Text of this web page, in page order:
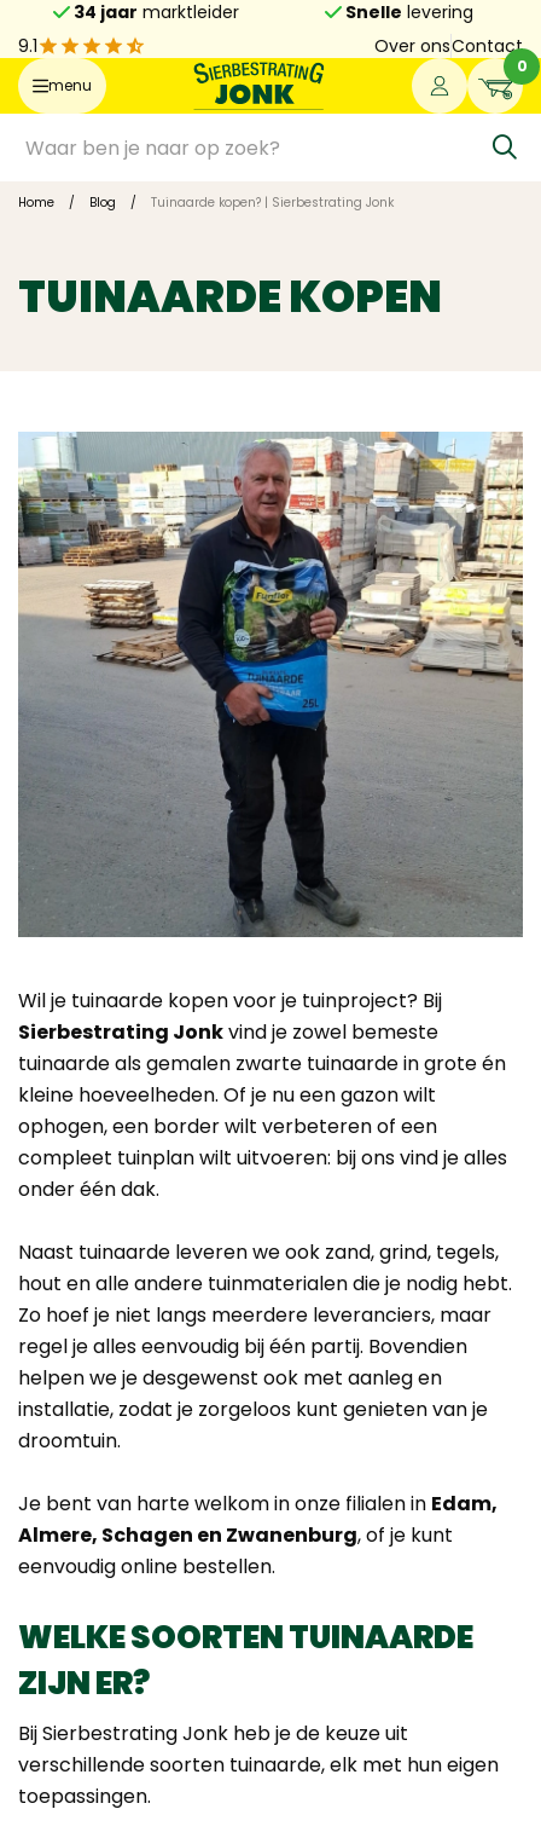
34 jaar marktleider Snelle levering
9.1
Over onsContact
menu
0
Home / Blog / Tuinaarde kopen? | Sierbestrating Jonk
TUINAARDE KOPEN
Wil je tuinaarde kopen voor je tuinproject? Bij
Sierbestrating Jonkvind je zowel bemeste
tuinaarde als gemalen zwarte tuinaarde in grote én
kleine hoeveelheden. Of je nu een gazon wilt
ophogen, een border wilt verbeteren of een
compleet tuinplan wilt uitvoeren: bij ons vind je alles
onder één dak.
Naast tuinaarde leveren we ook zand, grind, tegels,
hout en alle andere tuinmaterialen die je nodig hebt.
Zo hoef je niet langs meerdere leveranciers, maar
regel je alles eenvoudig bij één partij. Bovendien
helpen we je desgewenst ook met aanleg en
installatie, zodat je zorgeloos kunt genieten van je
droomtuin.
Je bent van harte welkom in onze filialen in Edam,
Almere, Schagen en Zwanenburg, of je kunt
eenvoudig online bestellen.
WELKE SOORTEN TUINAARDE
ZIJN ER?
Bij Sierbestrating Jonk heb je de keuze uit
verschillende soorten tuinaarde, elk met hun eigen
toepassingen.